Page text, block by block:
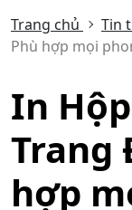
Trang chủ Tin
Phù hợp mọi
In
Trang
hợp